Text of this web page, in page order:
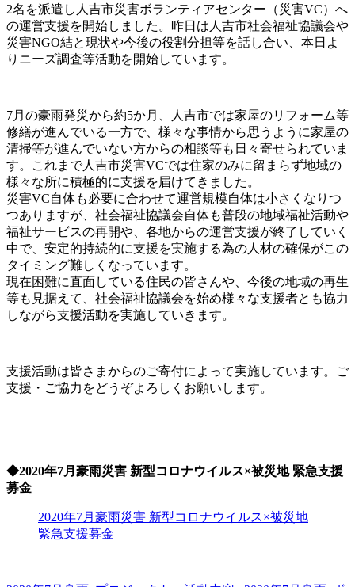
2名を派遣し人吉市災害ボランティアセンター（災害VC）へ
の運営支援を開始しました。昨日は人吉市社会福祉協議会や
災害NGO結と現状や今後の役割分担等を話し合い、本日よ
りニーズ調査等活動を開始しています。
7月の豪雨発災から約5か月、人吉市では家屋のリフォーム等
修繕が進んでいる一方で、様々な事情から思うように家屋の
清掃等が進んでいない方からの相談等も日々寄せられていま
す。これまで人吉市災害VCでは住家のみに留まらず地域の
様々な所に積極的に支援を届けてきました。
災害VC自体も必要に合わせて運営規模自体は小さくなりつ
つありますが、社会福祉協議会自体も普段の地域福祉活動や
福祉サービスの再開や、各地からの運営支援が終了していく
中で、安定的持続的に支援を実施する為の人材の確保がこの
タイミング難しくなっています。
現在困難に直面している住民の皆さんや、今後の地域の再生
等も見据えて、社会福祉協議会を始め様々な支援者とも協力
しながら支援活動を実施していきます。
支援活動は皆さまからのご寄付によって実施しています。ご
支援・ご協力をどうぞよろしくお願いします。
◆2020年7月豪雨災害 新型コロナウイルス×被災地 緊急支援
募金
2020年7月豪雨災害 新型コロナウイルス×被災地
緊急支援募金